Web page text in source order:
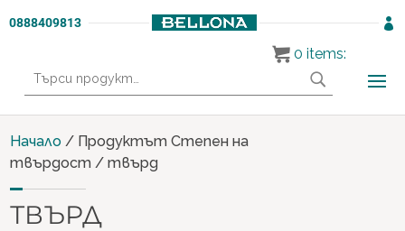
0888409813 
за:
Начало / Продуктът Степен на
твърдост / твърд
ТВЪРД
0 items: